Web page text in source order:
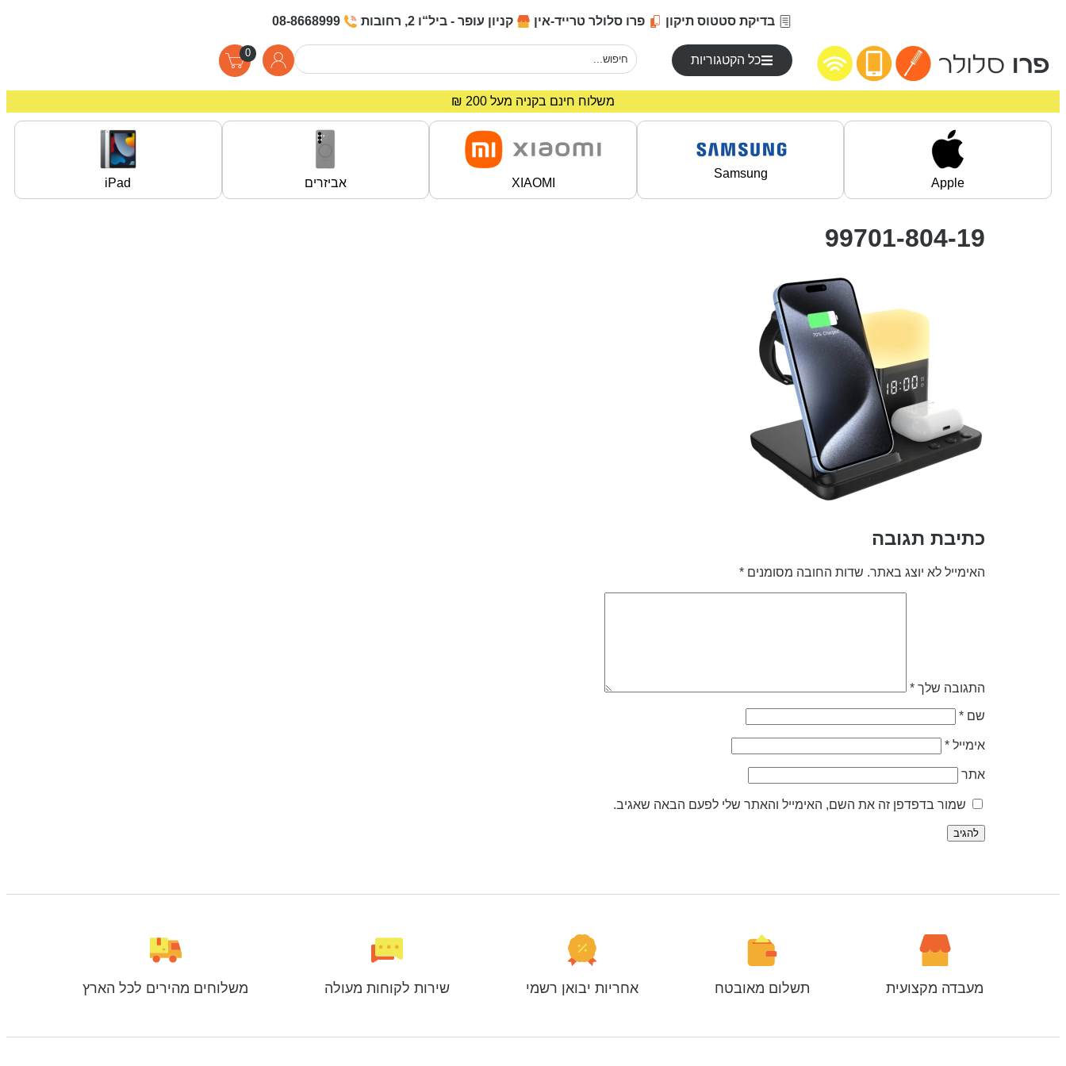
בדיקת סטטוס תיקון פרו סלולר טרייד-אין קניון עופר - ביל“ו 2, רחובות 08-8668999
כל הקטגוריות
0
משלוח חינם בקניה מעל 200 ₪
מחירים מיוחדים לרוכשים באתר!
Apple
Samsung
XIAOMI אביזרים iPad
99701-804-19
כתיבת תגובה
האימייל לא יוצג באתר. שדות החובה מסומנים *
התגובה שלך *
שם *
אימייל *
אתר
שמור בדפדפן זה את השם, האימייל והאתר שלי לפעם הבאה שאגיב.
מעבדה מקצועית תשלום מאובטח אחריות יבואן רשמי שירות לקוחות מעולה משלוחים מהירים לכל הארץ